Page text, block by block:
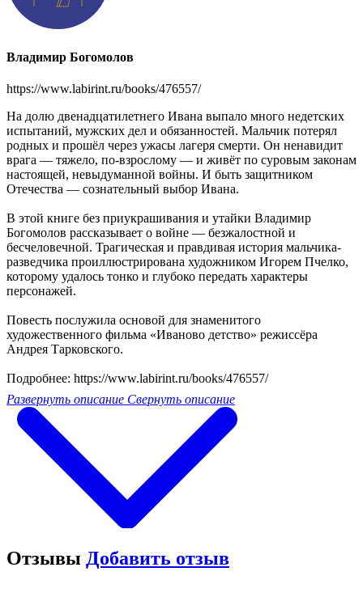
Владимир Богомолов
https://www.labirint.ru/books/476557/
На долю двенадцатилетнего Ивана выпало много недетских
испытаний, мужских дел и обязанностей. Мальчик потерял
родных и прошёл через ужасы лагеря смерти. Он ненавидит
врага — тяжело, по-взрослому — и живёт по суровым законам
настоящей, невыдуманной войны. И быть защитником
Отечества — сознательный выбор Ивана.
В этой книге без приукрашивания и утайки Владимир
Богомолов рассказывает о войне — безжалостной и
бесчеловечной. Трагическая и правдивая история мальчика-
разведчика проиллюстрирована художником Игорем Пчелко,
которому удалось тонко и глубоко передать характеры
персонажей.
Повесть послужила основой для знаменитого
художественного фильма «Иваново детство» режиссёра
Андрея Тарковского.
Подробнее: https://www.labirint.ru/books/476557/
Развернуть описание Свернуть описание
Отзывы Добавить отзыв